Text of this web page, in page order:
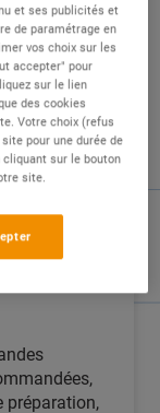
ou de
livrer sur
profil et
rayons
préparation,
et ses publicités et
de paramétrage en
vos choix sur les
accepter" pour
sur le lien
des cookies
Votre choix (refus
pour une durée de
cliquant sur le bouton
site.